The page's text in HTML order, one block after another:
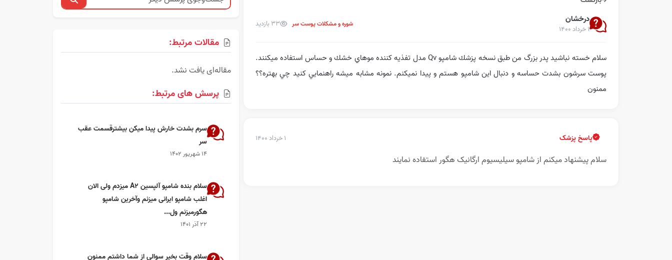
درخشان
۱ خرداد ۱۴۰۰
شوره و مشکلات پوست سر 33 بازدید
سلام خسته نباشيد پدر بزرگ من طبق نسخه پزشك شامپو Qv مدل تفذيه كننده موهاي خشك و حساس استفاده ميكنند.
پوست سرشون بشدت حساسه و دنبال اين شامپو هستم و پيدا نميكنم. نمونه مشابه ميشه راهنمايي كنيد چي بهتره؟؟
ممنون
پاسخ پزشک ۱ خرداد ۱۴۰۰
سلام پیشنهاد میکنم از شامپو سیلیسیوم ارگانیک هگور استفاده نمایند
مقالات مرتبط:
مقاله‌ای یافت نشد.
پرسش های مرتبط:
سرم بشدت خارش پیدا میکن بیشترقسمت عقب
سر
۱۴ شهریور ۱۴۰۲
سلام بنده شامپو آلپسین A2 میزدم ولی الان
اغلب شامپو ایرانی میزنم وآخرین شامپو
هگورمیزنم ول...
۲۲ آذر ۱۴۰۱
سلام وقت بخیر سوالی از شما داشتم ممنون